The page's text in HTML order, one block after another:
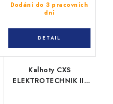
Dodání do 3 pracovních
dní
Kalhoty CXS
ELEKTROTECHNIK II,